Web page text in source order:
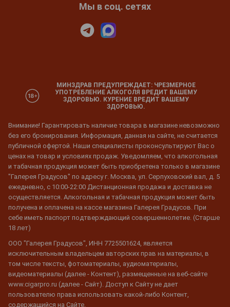
Мы в соц. сетях
МИНЗДРАВ ПРЕДУПРЕЖДАЕТ: ЧРЕЗМЕРНОЕ
УПОТРЕБЛЕНИЕ АЛКОГОЛЯ ВРЕДИТ ВАШЕМУ
ЗДОРОВЬЮ. КУРЕНИЕ ВРЕДИТ ВАШЕМУ
ЗДОРОВЬЮ.
Внимание! Гарантировать наличие товара в магазине невозможно
без его бронирования. Информация, данная на сайте, не считается
публичной офертой. Наши специалисты проконсультируют Вас о
ценах на товар и условиях продаж. Уведомляем, что алкогольная
и табачная продукция может быть приобретена только в магазине
"Галерея Градусов" по адресу г. Москва, ул. Серпуховский вал, д. 5
ежедневно, с 10:00-22:00 Дистанционная продажа и доставка не
осуществляется. Алкогольная и табачная продукция может быть
получена и оплачена на кассе магазина Галерея Градусов. При
себе иметь паспорт подтверждающий совершеннолетие. (Старше
18 лет)
ООО "Галерея Градусов", ИНН 7725501624, является
исключительным владельцем авторских прав на материалы, в
том числе тексты, фотоматериалы, аудиоматериалы,
видеоматериалы (далее - Контент), размещенные на веб-сайте
www.cigarpro.ru (далее - Сайт). Доступ к Сайту не дает
пользователю права использовать какой-либо Контент,
содержащийся на Сайте.